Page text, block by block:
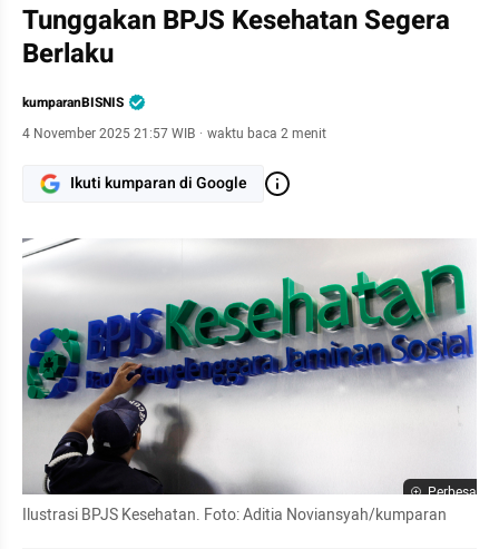
Tunggakan BPJS Kesehatan Segera
Berlaku
kumparanBISNIS
4 November 2025 21:57 WIB · waktu baca 2 menit
Ikuti kumparan di Google
Perbesar
Ilustrasi BPJS Kesehatan. Foto: Aditia Noviansyah/kumparan